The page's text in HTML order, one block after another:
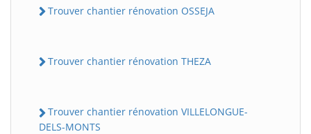
Trouver chantier rénovation OSSEJA
Trouver chantier rénovation THEZA
Trouver chantier rénovation VILLELONGUE-
DELS-MONTS